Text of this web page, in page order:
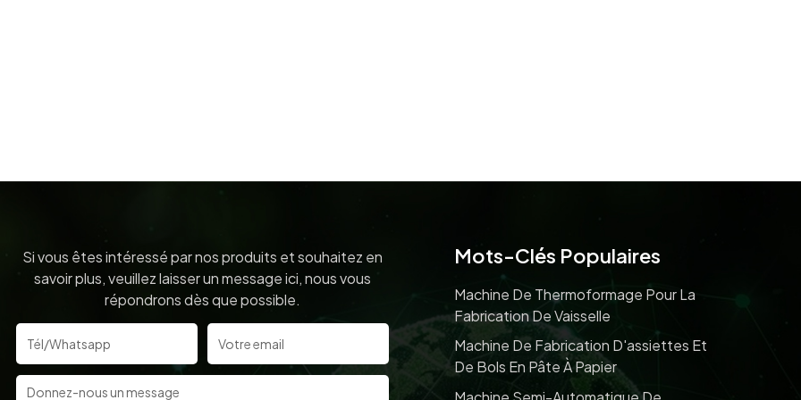
Si vous êtes intéressé par nos produits et souhaitez en
savoir plus, veuillez laisser un message ici, nous vous
répondrons dès que possible.
Mots-Clés Populaires
Machine De Thermoformage Pour La
Fabrication De Vaisselle
Machine De Fabrication D'assiettes Et
De Bols En Pâte À Papier